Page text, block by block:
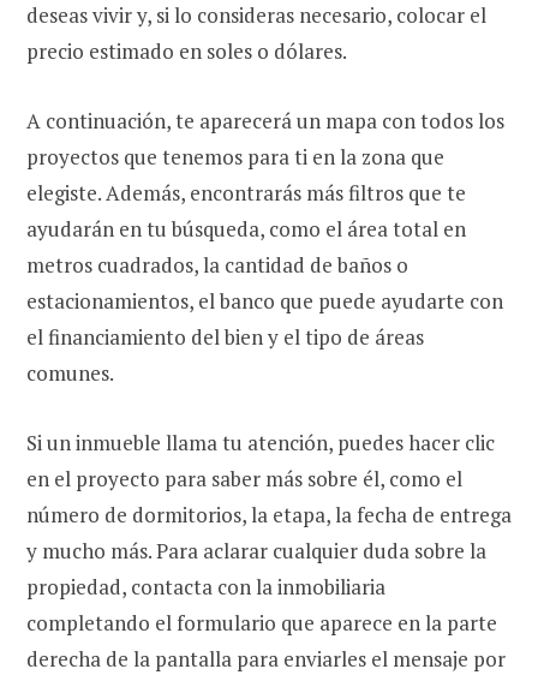
deseas vivir y, si lo consideras necesario, colocar el
precio estimado en soles o dólares.
A continuación, te aparecerá un mapa con todos los
proyectos que tenemos para ti en la zona que
elegiste. Además, encontrarás más filtros que te
ayudarán en tu búsqueda, como el área total en
metros cuadrados, la cantidad de baños o
estacionamientos, el banco que puede ayudarte con
el financiamiento del bien y el tipo de áreas
comunes.
Si un inmueble llama tu atención, puedes hacer clic
en el proyecto para saber más sobre él, como el
número de dormitorios, la etapa, la fecha de entrega
y mucho más. Para aclarar cualquier duda sobre la
propiedad, contacta con la inmobiliaria
completando el formulario que aparece en la parte
derecha de la pantalla para enviarles el mensaje por